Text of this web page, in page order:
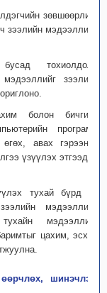
зөвшөөрлийг
зээлийн мэдээллийн
тохиолдолд
зээлийн
болон бичгийн
программ
авах гэрээний
үзүүлэх этгээдэд
тухай бүрд нь
мэдээллийн
мэдээллийг
цахим, эсхүл
шинэчлэх,